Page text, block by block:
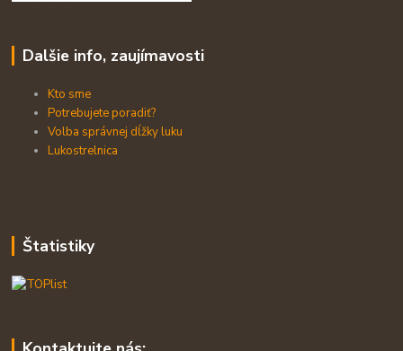
Dalšie info, zaujímavosti
Kto sme
Potrebujete poradiť?
Volba správnej dĺžky luku
Lukostrelnica
Štatistiky